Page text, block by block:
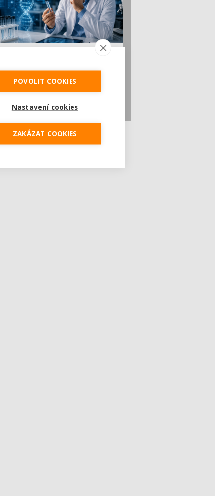
Geny nejsou osud. DNA longevity testy
první [...]
Za deset až patnáct let by se podrobné
genetické výbavy člověka mohlo
POVOLIT COOKIES
Nastavení cookies
ZAKÁZAT COOKIES